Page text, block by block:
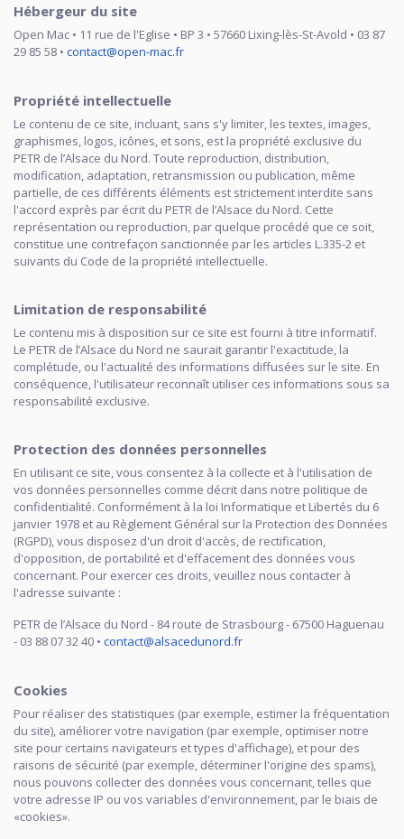
Hébergeur du site
Open Mac • 11 rue de l'Eglise • BP 3 • 57660 Lixing-lès-St-Avold • 03 87
29 85 58 • contact@open-mac.fr
Propriété intellectuelle
Le contenu de ce site, incluant, sans s'y limiter, les textes, images,
graphismes, logos, icônes, et sons, est la propriété exclusive du
PETR de l’Alsace du Nord. Toute reproduction, distribution,
modification, adaptation, retransmission ou publication, même
partielle, de ces différents éléments est strictement interdite sans
l'accord exprès par écrit du PETR de l’Alsace du Nord. Cette
représentation ou reproduction, par quelque procédé que ce soit,
constitue une contrefaçon sanctionnée par les articles L.335-2 et
suivants du Code de la propriété intellectuelle.
Limitation de responsabilité
Le contenu mis à disposition sur ce site est fourni à titre informatif.
Le PETR de l’Alsace du Nord ne saurait garantir l'exactitude, la
complétude, ou l'actualité des informations diffusées sur le site. En
conséquence, l'utilisateur reconnaît utiliser ces informations sous sa
responsabilité exclusive.
Protection des données personnelles
En utilisant ce site, vous consentez à la collecte et à l'utilisation de
vos données personnelles comme décrit dans notre politique de
confidentialité. Conformément à la loi Informatique et Libertés du 6
janvier 1978 et au Règlement Général sur la Protection des Données
(RGPD), vous disposez d'un droit d'accès, de rectification,
d'opposition, de portabilité et d'effacement des données vous
concernant. Pour exercer ces droits, veuillez nous contacter à
l'adresse suivante :
PETR de l’Alsace du Nord - 84 route de Strasbourg - 67500 Haguenau
- 03 88 07 32 40 • contact@alsacedunord.fr
Cookies
Pour réaliser des statistiques (par exemple, estimer la fréquentation
du site), améliorer votre navigation (par exemple, optimiser notre
site pour certains navigateurs et types d'affichage), et pour des
raisons de sécurité (par exemple, déterminer l'origine des spams),
nous pouvons collecter des données vous concernant, telles que
votre adresse IP ou vos variables d'environnement, par le biais de
«cookies».